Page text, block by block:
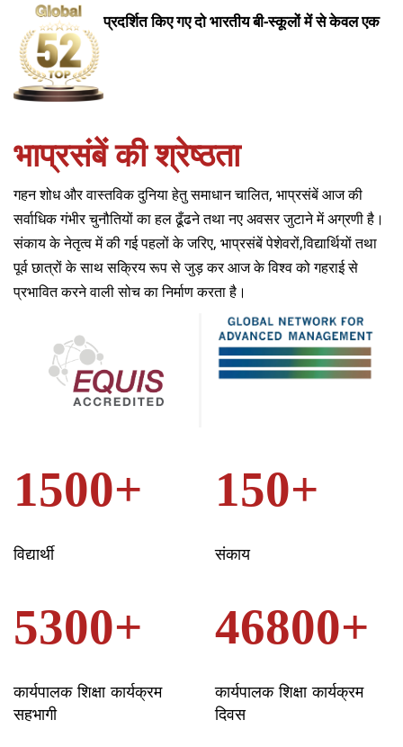
प्रदर्शित किए गए दो भारतीय बी-स्कूलों में से केवल एक
भाप्रसंबें की श्रेष्ठता
गहन शोध और वास्तविक दुनिया हेतु समाधान चालित, भाप्रसंबें आज की
सर्वाधिक गंभीर चुनौतियों का हल ढूँढने तथा नए अवसर जुटाने में अग्रणी है।
संकाय के नेतृत्व में की गई पहलों के जरिए, भाप्रसंबें पेशेवरों,विद्यार्थियों तथा
पूर्व छात्रों के साथ सक्रिय रूप से जुड़ कर आज के विश्व को गहराई से
प्रभावित करने वाली सोच का निर्माण करता है।
1500+
विद्यार्थी
150+
संकाय
5300+
कार्यपालक शिक्षा कार्यक्रम
सहभागी
46800+
कार्यपालक शिक्षा कार्यक्रम
दिवस